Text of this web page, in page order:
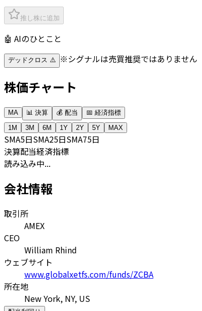
推し株に追加
🤖 AIのひとこと
デッドクロス ⚠️ ※シグナルは売買推奨ではありません
株価チャート
MA 📊 決算 💰 配当
📅 経済指標
1M
3M 6M 1Y 2Y 5Y MAX
SMA5日SMA25日SMA75日
決算配当経済指標
読み込み中...
会社情報
取引所
AMEX
CEO
William Rhind
ウェブサイト
www.globalxetfs.com/funds/ZCBA
所在地
New York, NY, US